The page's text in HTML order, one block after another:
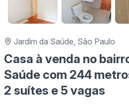
Jardim da Saúde, São Paulo
Casa à venda no
Saúde com 244
2 suítes e 5 vagas